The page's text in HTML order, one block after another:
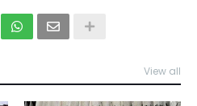
View all